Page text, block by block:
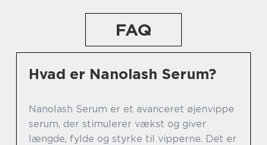
FAQ
Hvad er Nanolash Serum?
Nanolash Serum er et avanceret øjenvippe
serum, der stimulerer vækst og giver
længde, fylde og styrke til vipperne. Det er